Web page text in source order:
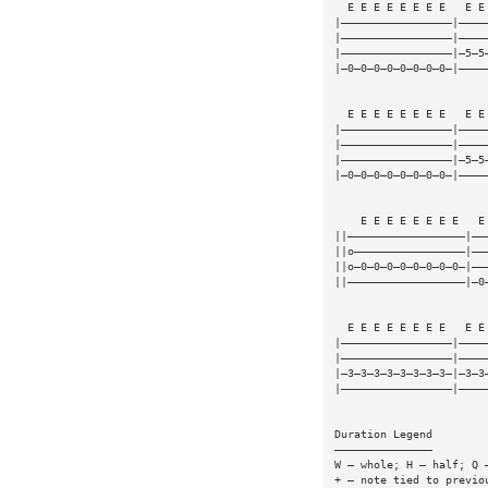
E E E E E E E E   E
E E E E E E E E   E
E E E E E E E E
E E E E E E E E   E
Duration Legend
———————————————
W — whole; H — half;
+ — note tied to